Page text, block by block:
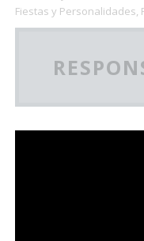
Fiestas y Personalidades,